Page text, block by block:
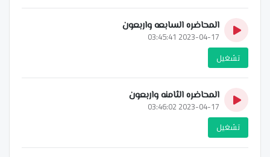
المحاضره السابعه واربعون
2023-04-17 03:45:41
تشغيل
المحاضره الثامنه واربعون
2023-04-17 03:46:02
تشغيل